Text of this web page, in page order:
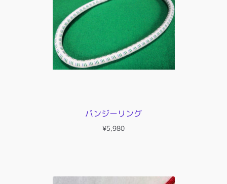
バンジーリング
¥5,980